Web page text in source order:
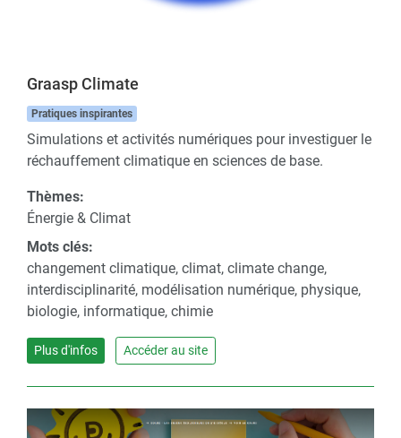
Graasp Climate
Pratiques inspirantes
Simulations et activités numériques pour investiguer le
réchauffement climatique en sciences de base.
Thèmes:
Énergie & Climat
Mots clés:
changement climatique, climat, climate change,
interdisciplinarité, modélisation numérique, physique,
biologie, informatique, chimie
Plus d'infos Accéder au site